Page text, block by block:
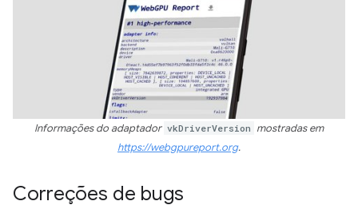
Informações do adaptador vkDriverVersion mostradas em
https://webgpureport.org.
Correções de bugs